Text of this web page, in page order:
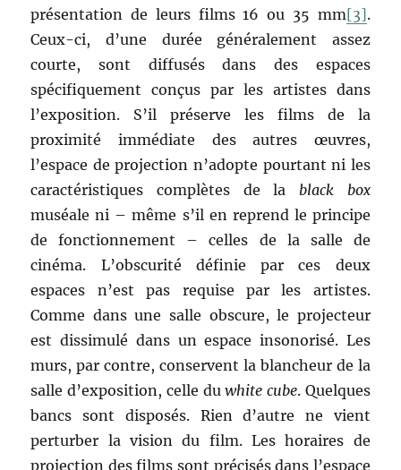
présentation de leurs films 16 ou 35 mm[3].
Ceux-ci, d’une durée généralement assez
courte, sont diffusés dans des espaces
spécifiquement conçus par les artistes dans
l’exposition. S’il préserve les films de la
proximité immédiate des autres œuvres,
l’espace de projection n’adopte pourtant ni les
caractéristiques complètes de la black box
muséale ni – même s’il en reprend le principe
de fonctionnement – celles de la salle de
cinéma. L’obscurité définie par ces deux
espaces n’est pas requise par les artistes.
Comme dans une salle obscure, le projecteur
est dissimulé dans un espace insonorisé. Les
murs, par contre, conservent la blancheur de la
salle d’exposition, celle duwhite cube. Quelques
bancs sont disposés. Rien d’autre ne vient
perturber la vision du film. Les horaires de
projection des films sont précisés dans l’espace